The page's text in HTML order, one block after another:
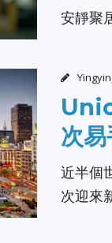
安靜聚
次
近半個
次迎來